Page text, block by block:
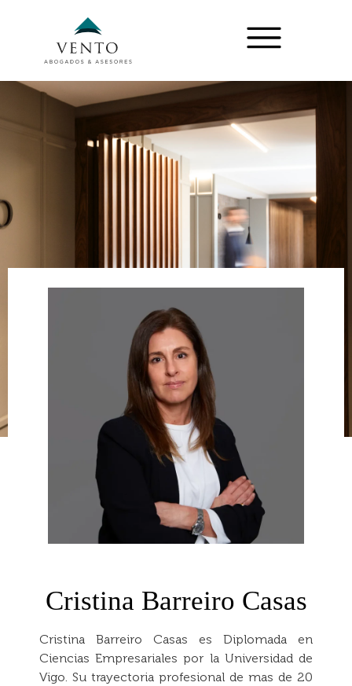
Cristina Barreiro Casas
Cristina Barreiro Casas es Diplomada en
Ciencias Empresariales por la Universidad de
Vigo. Su trayectoria profesional de mas de 20